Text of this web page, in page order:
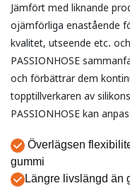
Jämfört med liknande
ojämförliga enastående
kvalitet, utseende etc.
PASSIONHOSE
och förbättrar dem
topptillverkaren av
PASSIONHOSE kan
Överlägsen
gummi
Längre livslängd än